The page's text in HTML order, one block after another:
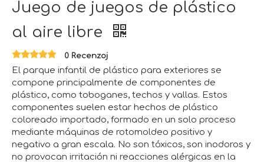
Juego de juegos de plástico
al aire libre
0 Recenzoj
El parque infantil de plástico para exteriores se
compone principalmente de componentes de
plástico, como toboganes, techos y vallas. Estos
componentes suelen estar hechos de plástico
coloreado importado, formado en un solo proceso
mediante máquinas de rotomoldeo positivo y
negativo a gran escala. No son tóxicos, son inodoros y
no provocan irritación ni reacciones alérgicas en la